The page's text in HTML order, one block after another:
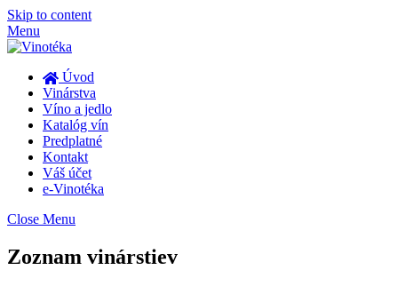
Skip to content
Menu
Úvod
Vinárstva
Víno a jedlo
Katalóg vín
Predplatné
Kontakt
Váš účet
e-Vinotéka
Close Menu
Zoznam vinárstiev